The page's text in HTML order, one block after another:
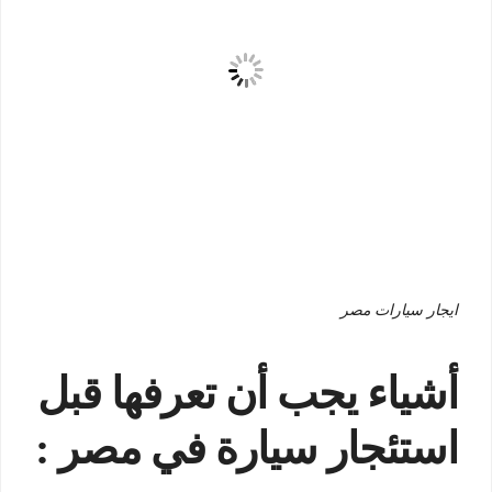
ايجار سيارات مصر
أشياء يجب أن تعرفها قبل
استئجار سيارة في مصر :